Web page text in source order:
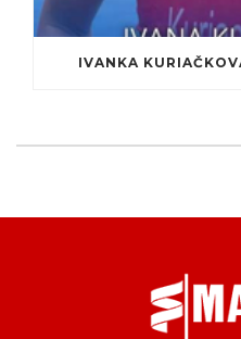
IVANKA